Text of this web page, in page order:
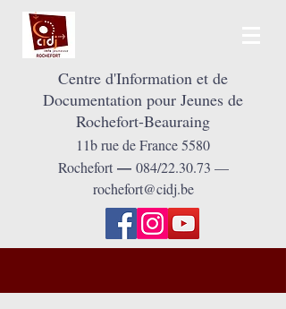
Centre d'Information et de
Documentation pour Jeunes de
Rochefort-Beauraing
11brue de France 5580
Rochefort— 084/22.30.73 —
rochefort@cidj.be